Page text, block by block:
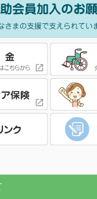
会員加入のお
さまの支援で支えられてい